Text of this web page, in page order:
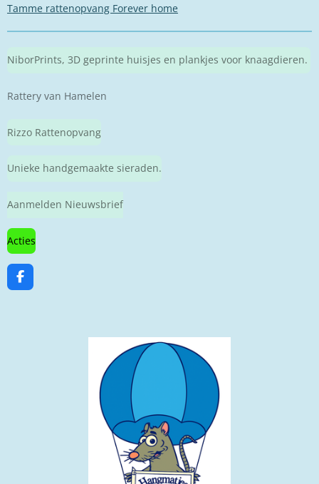
Tamme rattenopvang Forever home
NiborPrints, 3D geprinte huisjes en plankjes voor knaagdieren.
Rattery van Hamelen
Rizzo Rattenopvang
Unieke handgemaakte sieraden.
Aanmelden Nieuwsbrief
Acties
F
a